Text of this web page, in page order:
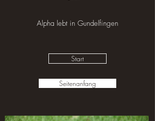
Alpha lebt in Gundelfingen
Start
Seitenanfang